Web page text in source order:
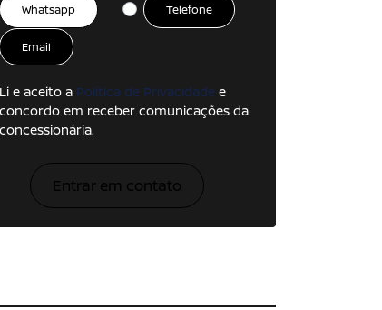
Whatsapp Telefone
Email
Li e aceito a Política de Privacidade e
concordo em receber comunicações da
concessionária.
Entrar em contato